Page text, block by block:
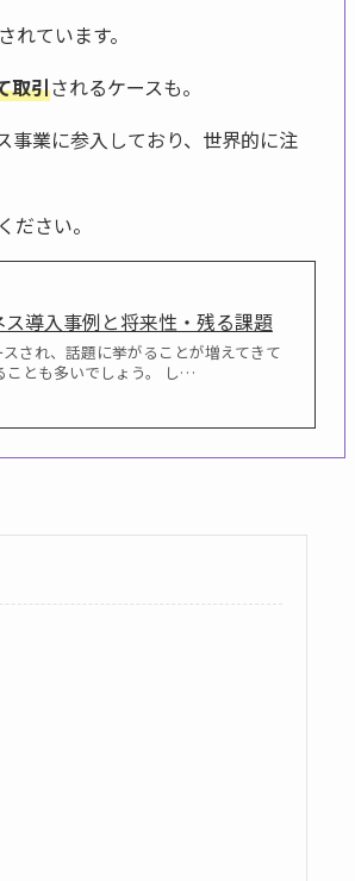
ています。
取引されるケースも。
事業に参入しており、世界的に注
さい。
導入事例と将来性・残る課題
され、話題に挙がることが増えてきて
ことも多いでしょう。 し…